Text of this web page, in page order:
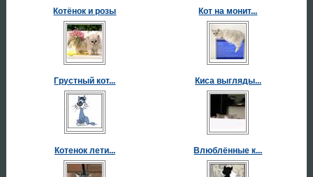
Котёнок и розы Кот на монит...
Грустный кот... Киса выгляды...
Котенок лети... Влюблённые к...